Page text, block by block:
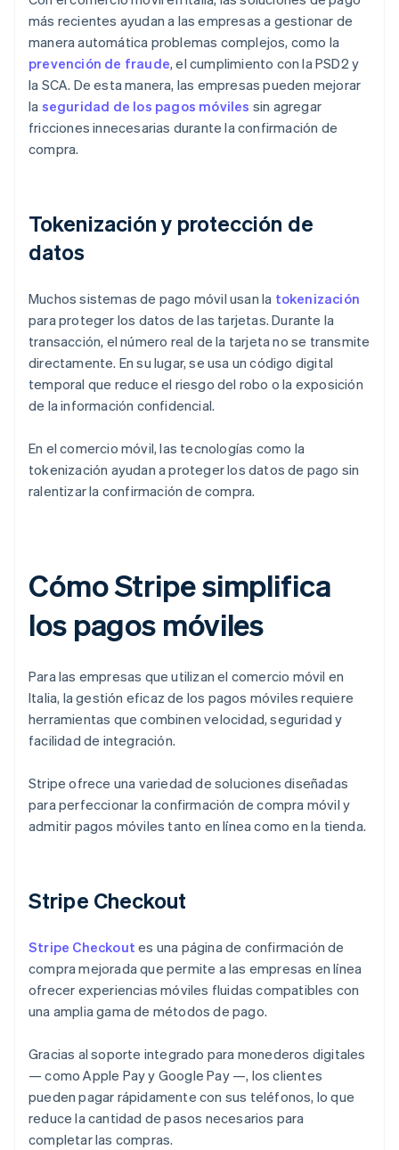
más recientes ayudan a las empresas a gestionar de
manera automática problemas complejos, como la
prevención de fraude, el cumplimiento con la PSD2 y
la SCA. De esta manera, las empresas pueden mejorar
la seguridad de los pagos móviles sin agregar
fricciones innecesarias durante la confirmación de
compra.
Tokenización y protección de
datos
Muchos sistemas de pago móvil usan la tokenización
para proteger los datos de las tarjetas. Durante la
transacción, el número real de la tarjeta no se transmite
directamente. En su lugar, se usa un código digital
temporal que reduce el riesgo del robo o la exposición
de la información confidencial.
En el comercio móvil, las tecnologías como la
tokenización ayudan a proteger los datos de pago sin
ralentizar la confirmación de compra.
Cómo Stripe simplifica
los pagos móviles
Para las empresas que utilizan el comercio móvil en
Italia, la gestión eficaz de los pagos móviles requiere
herramientas que combinen velocidad, seguridad y
facilidad de integración.
Stripe ofrece una variedad de soluciones diseñadas
para perfeccionar la confirmación de compra móvil y
admitir pagos móviles tanto en línea como en la tienda.
Stripe Checkout
Stripe Checkout es una página de confirmación de
compra mejorada que permite a las empresas en línea
ofrecer experiencias móviles fluidas compatibles con
una amplia gama de métodos de pago.
Gracias al soporte integrado para monederos digitales
— como Apple Pay y Google Pay —, los clientes
pueden pagar rápidamente con sus teléfonos, lo que
reduce la cantidad de pasos necesarios para
completar las compras.